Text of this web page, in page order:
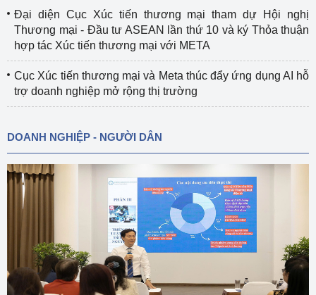
Đại diện Cục Xúc tiến thương mại tham dự Hội nghị
Thương mại - Đầu tư ASEAN lần thứ 10 và ký Thỏa thuận
hợp tác Xúc tiến thương mại với META
Cục Xúc tiến thương mại và Meta thúc đẩy ứng dụng AI hỗ
trợ doanh nghiệp mở rộng thị trường
DOANH NGHIỆP - NGƯỜI DÂN